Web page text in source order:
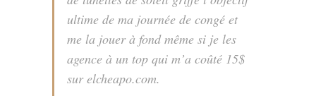
ultime de ma journée de congé et
me la jouer à fond même si je les
agence à un top qui m’a coûté 15$
sur elcheapo.com.